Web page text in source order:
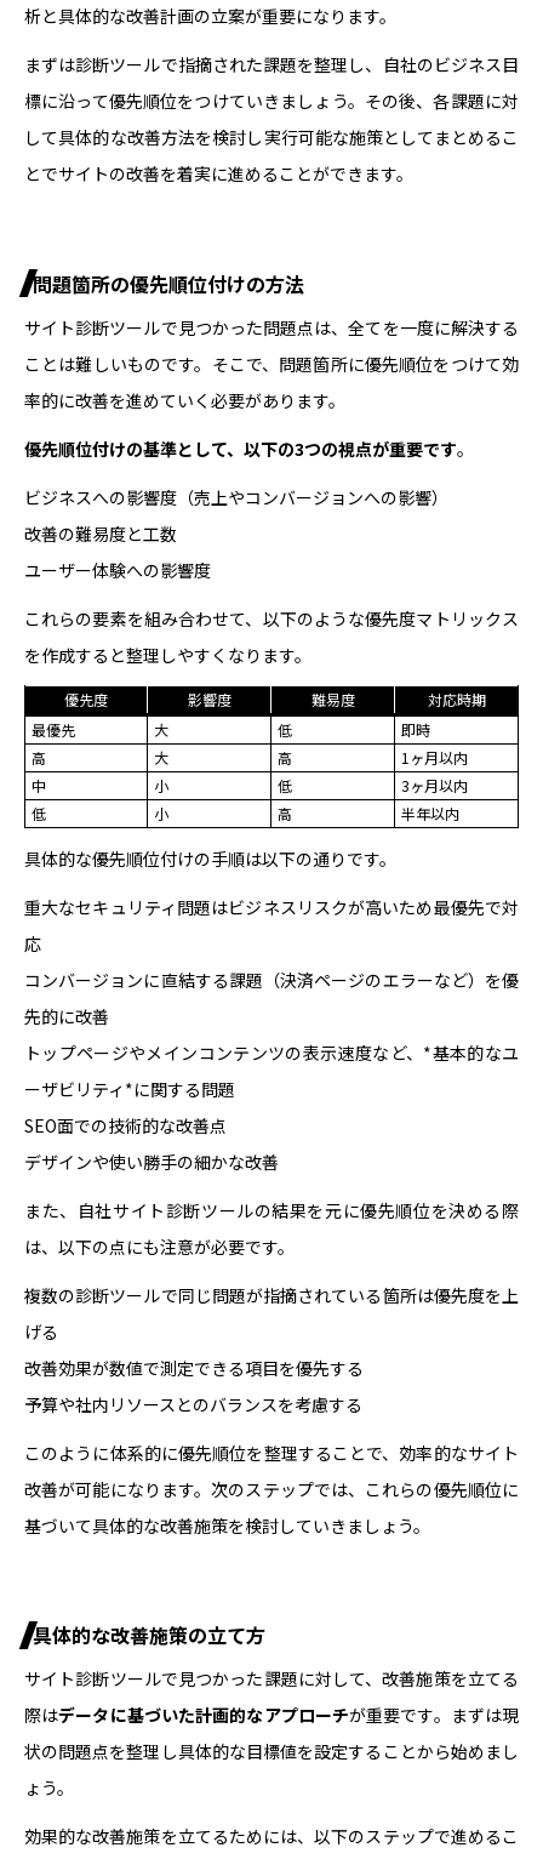
析と具体的な改善計画の立案が重要になります。
まずは診断ツールで指摘された課題を整理し、自社のビジネス目
標に沿って優先順位をつけていきましょう。その後、各課題に対
して具体的な改善方法を検討し実行可能な施策としてまとめるこ
とでサイトの改善を着実に進めることができます。
問題箇所の優先順位付けの方法
サイト診断ツールで見つかった問題点は、全てを一度に解決する
ことは難しいものです。そこで、問題箇所に優先順位をつけて効
率的に改善を進めていく必要があります。
優先順位付けの基準として、以下の3つの視点が重要です。
ビジネスへの影響度（売上やコンバージョンへの影響）
改善の難易度と工数
ユーザー体験への影響度
これらの要素を組み合わせて、以下のような優先度マトリックス
を作成すると整理しやすくなります。
優先度 影響度 難易度
対応時期
最優先
大 低
即時
高
大 高
1ヶ月以内
中
小 低
3ヶ月以内
低
小 高 半年以内
具体的な優先順位付けの手順は以下の通りです。
重大なセキュリティ問題はビジネスリスクが高いため最優先で対
応
コンバージョンに直結する課題（決済ページのエラーなど）を優
先的に改善
トップページやメインコンテンツの表示速度など、*基本的なユ
ーザビリティ*に関する問題
SEO面での技術的な改善点
デザインや使い勝手の細かな改善
また、自社サイト診断ツールの結果を元に優先順位を決める際
は、以下の点にも注意が必要です。
複数の診断ツールで同じ問題が指摘されている箇所は優先度を上
げる
改善効果が数値で測定できる項目を優先する
予算や社内リソースとのバランスを考慮する
このように体系的に優先順位を整理することで、効率的なサイト
改善が可能になります。次のステップでは、これらの優先順位に
基づいて具体的な改善施策を検討していきましょう。
具体的な改善施策の立て方
サイト診断ツールで見つかった課題に対して、改善施策を立てる
際はデータに基づいた計画的なアプローチが重要です。まずは現
状の問題点を整理し具体的な目標値を設定することから始めまし
ょう。
効果的な改善施策を立てるためには、以下のステップで進めるこ